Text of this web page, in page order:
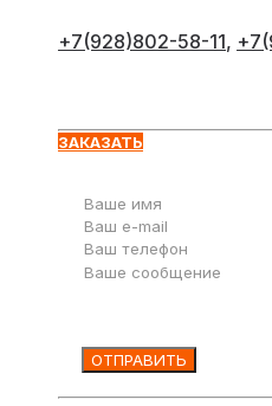
+7(928)802-58-11,
ЗАКАЗАТЬ